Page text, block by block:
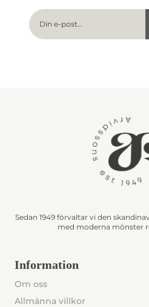
Sedan 1949 förvaltar vi den
med moderna mönster
Information
Om oss
Allmänna villkor